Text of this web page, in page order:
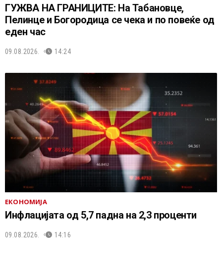
ГУЖВА НА ГРАНИЦИТЕ: На Табановце,
Пелинце и Богородица се чека и по повеќе од
еден час
09.08.2026. 14:24
ЕКОНОМИЈА
Инфлацијата од 5,7 падна на 2,3 проценти
09.08.2026. 14:16